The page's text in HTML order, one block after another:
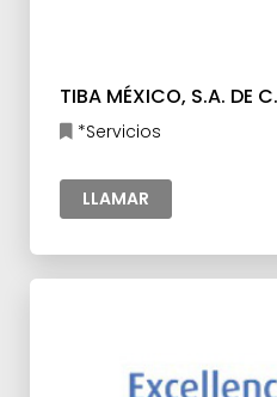
TIBA MÉXICO, S.A. DE
*Servicios
LLAMAR